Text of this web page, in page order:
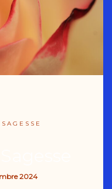
2024